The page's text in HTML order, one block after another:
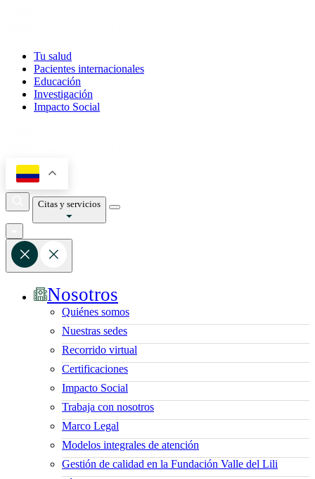
Tu salud
Pacientes internacionales
Educación
Investigación
Impacto Social
Citas y servicios
Nosotros
Quiénes somos
Nuestras sedes
Recorrido virtual
Certificaciones
Impacto Social
Trabaja con nosotros
Marco Legal
Modelos integrales de atención
Gestión de calidad en la Fundación Valle del Lili